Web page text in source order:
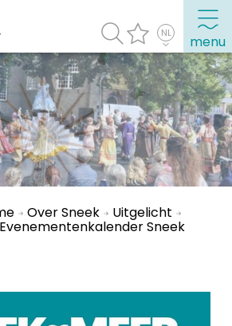
menu
Over Sneek Uitgelicht
Evenementenkalender Sneek